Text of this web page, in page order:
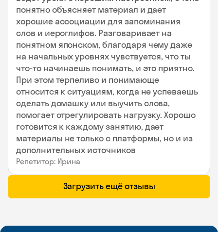
понятно объясняет материал и дает
хорошие ассоциации для запоминания
слов и иероглифов. Разговаривает на
понятном японском, благодаря чему даже
на начальных уровнях чувствуется, что ты
что-то начинаешь понимать, и это приятно.
При этом терпеливо и понимающе
относится к ситуациям, когда не успеваешь
сделать домашку или выучить слова,
помогает отрегулировать нагрузку. Хорошо
готовится к каждому занятию, дает
материалы не только с платформы, но и из
дополнительных источников
Репетитор: Ирина
Загрузить ещё отзывы